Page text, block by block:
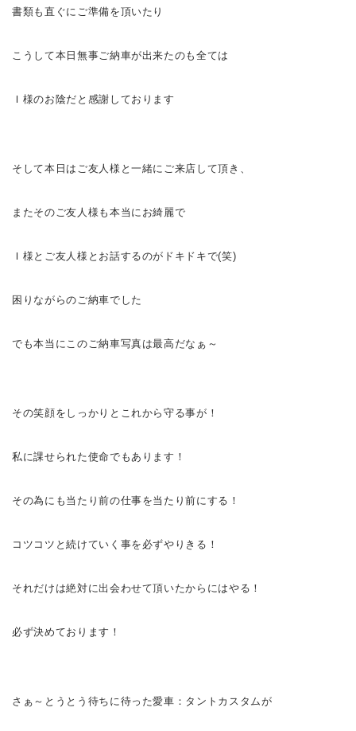
書類も直ぐにご準備を頂いたり
こうして本日無事ご納車が出来たのも全ては
Ｉ様のお陰だと感謝しております
そして本日はご友人様と一緒にご来店して頂き、
またそのご友人様も本当にお綺麗で
Ｉ様とご友人様とお話するのがドキドキで(笑)
困りながらのご納車でした
でも本当にこのご納車写真は最高だなぁ～
その笑顔をしっかりとこれから守る事が！
私に課せられた使命でもあります！
その為にも当たり前の仕事を当たり前にする！
コツコツと続けていく事を必ずやりきる！
それだけは絶対に出会わせて頂いたからにはやる！
必ず決めております！
さぁ～ とうとう待ちに待った愛車：タントカスタムが